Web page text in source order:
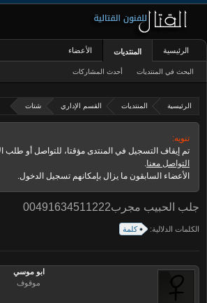
الرئيسية المنتديات القسم الإداري شتات
تنويه:
تم إيقاف التسجيل في المنتدى مؤقتا، للتواصل أو طلب
التواصل معنا.
الأعضاء السابقون ما يزال بإمكانهم تسجيل الدخول.
جلب الحبيب مجرب00491634511222
الكلمات الدلالية: كلمة
ابو موسي
موقوف
الرئيسية المنتديات
البحث في المنتديات أحدث المشاركات
الأعضاء